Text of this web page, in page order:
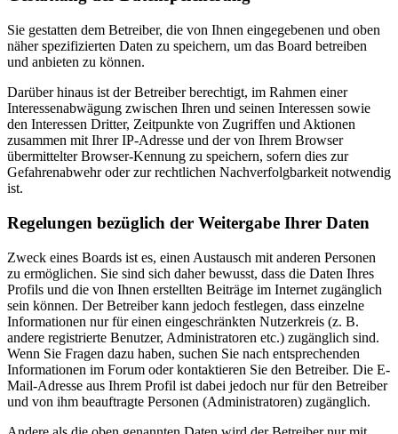
Sie gestatten dem Betreiber, die von Ihnen eingegebenen und oben
näher spezifizierten Daten zu speichern, um das Board betreiben
und anbieten zu können.
Darüber hinaus ist der Betreiber berechtigt, im Rahmen einer
Interessenabwägung zwischen Ihren und seinen Interessen sowie
den Interessen Dritter, Zeitpunkte von Zugriffen und Aktionen
zusammen mit Ihrer IP-Adresse und der von Ihrem Browser
übermittelter Browser-Kennung zu speichern, sofern dies zur
Gefahrenabwehr oder zur rechtlichen Nachverfolgbarkeit notwendig
ist.
Regelungen bezüglich der Weitergabe Ihrer Daten
Zweck eines Boards ist es, einen Austausch mit anderen Personen
zu ermöglichen. Sie sind sich daher bewusst, dass die Daten Ihres
Profils und die von Ihnen erstellten Beiträge im Internet zugänglich
sein können. Der Betreiber kann jedoch festlegen, dass einzelne
Informationen nur für einen eingeschränkten Nutzerkreis (z. B.
andere registrierte Benutzer, Administratoren etc.) zugänglich sind.
Wenn Sie Fragen dazu haben, suchen Sie nach entsprechenden
Informationen im Forum oder kontaktieren Sie den Betreiber. Die E-
Mail-Adresse aus Ihrem Profil ist dabei jedoch nur für den Betreiber
und von ihm beauftragte Personen (Administratoren) zugänglich.